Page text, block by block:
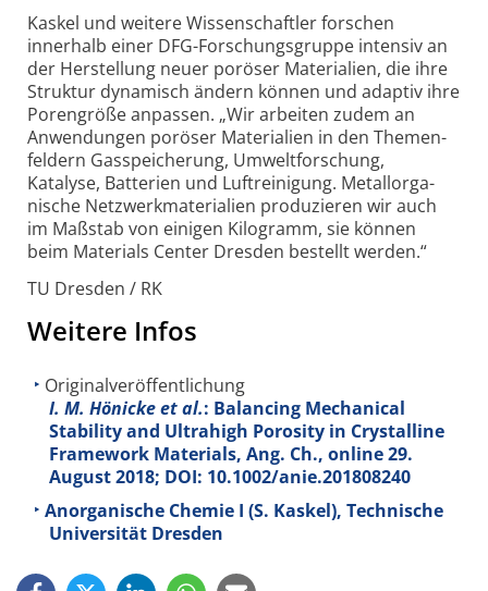
Kaskel und weitere Wissenschaftler forschen
innerhalb einer DFG-Forschungs­gruppe intensiv an
der Her­stel­lung neuer poröser Materi­alien, die ihre
Struktur dyna­misch ändern können und adaptiv ihre
Poren­größe anpassen. „Wir arbeiten zudem an
Anwen­dungen poröser Materi­alien in den Themen­
feldern Gas­speiche­rung, Umwelt­forschung,
Katalyse, Batterien und Luft­reini­gung. Metall­orga­
nische Netz­werk­materi­alien produ­zieren wir auch
im Maß­stab von einigen Kilo­gramm, sie können
beim Materials Center Dresden bestellt werden.“
TU Dresden / RK
Weitere Infos
Originalveröffentlichung
I. M. Hönicke et al.: Balancing Mechanical
Stability and Ultrahigh Porosity in Crystalline
Framework Materials, Ang. Ch., online 29.
August 2018; DOI: 10.1002/anie.201808240
Anorganische Chemie I (S. Kaskel), Technische
Universität Dresden